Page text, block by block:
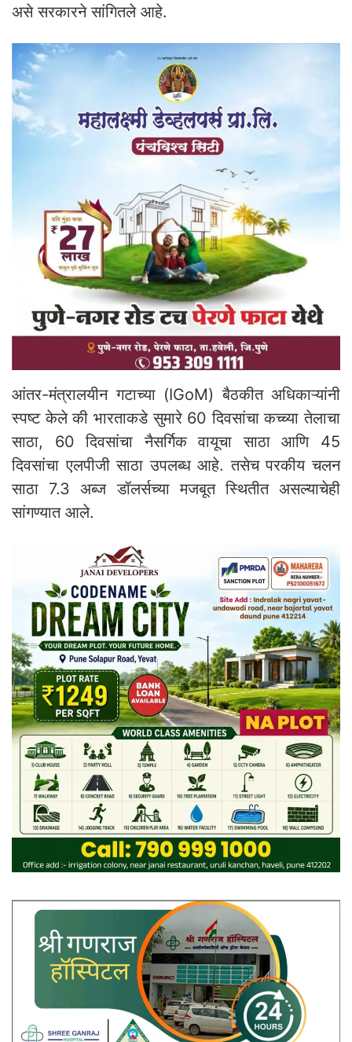
असे सरकारने सांगितले आहे.
आंतर-मंत्रालयीन गटाच्या (IGoM) बैठकीत अधिकाऱ्यांनी
स्पष्ट केले की भारताकडे सुमारे 60 दिवसांचा कच्च्या तेलाचा
साठा, 60 दिवसांचा नैसर्गिक वायूचा साठा आणि 45
दिवसांचा एलपीजी साठा उपलब्ध आहे. तसेच परकीय चलन
साठा 7.3 अब्ज डॉलर्सच्या मजबूत स्थितीत असल्याचेही
सांगण्यात आले.